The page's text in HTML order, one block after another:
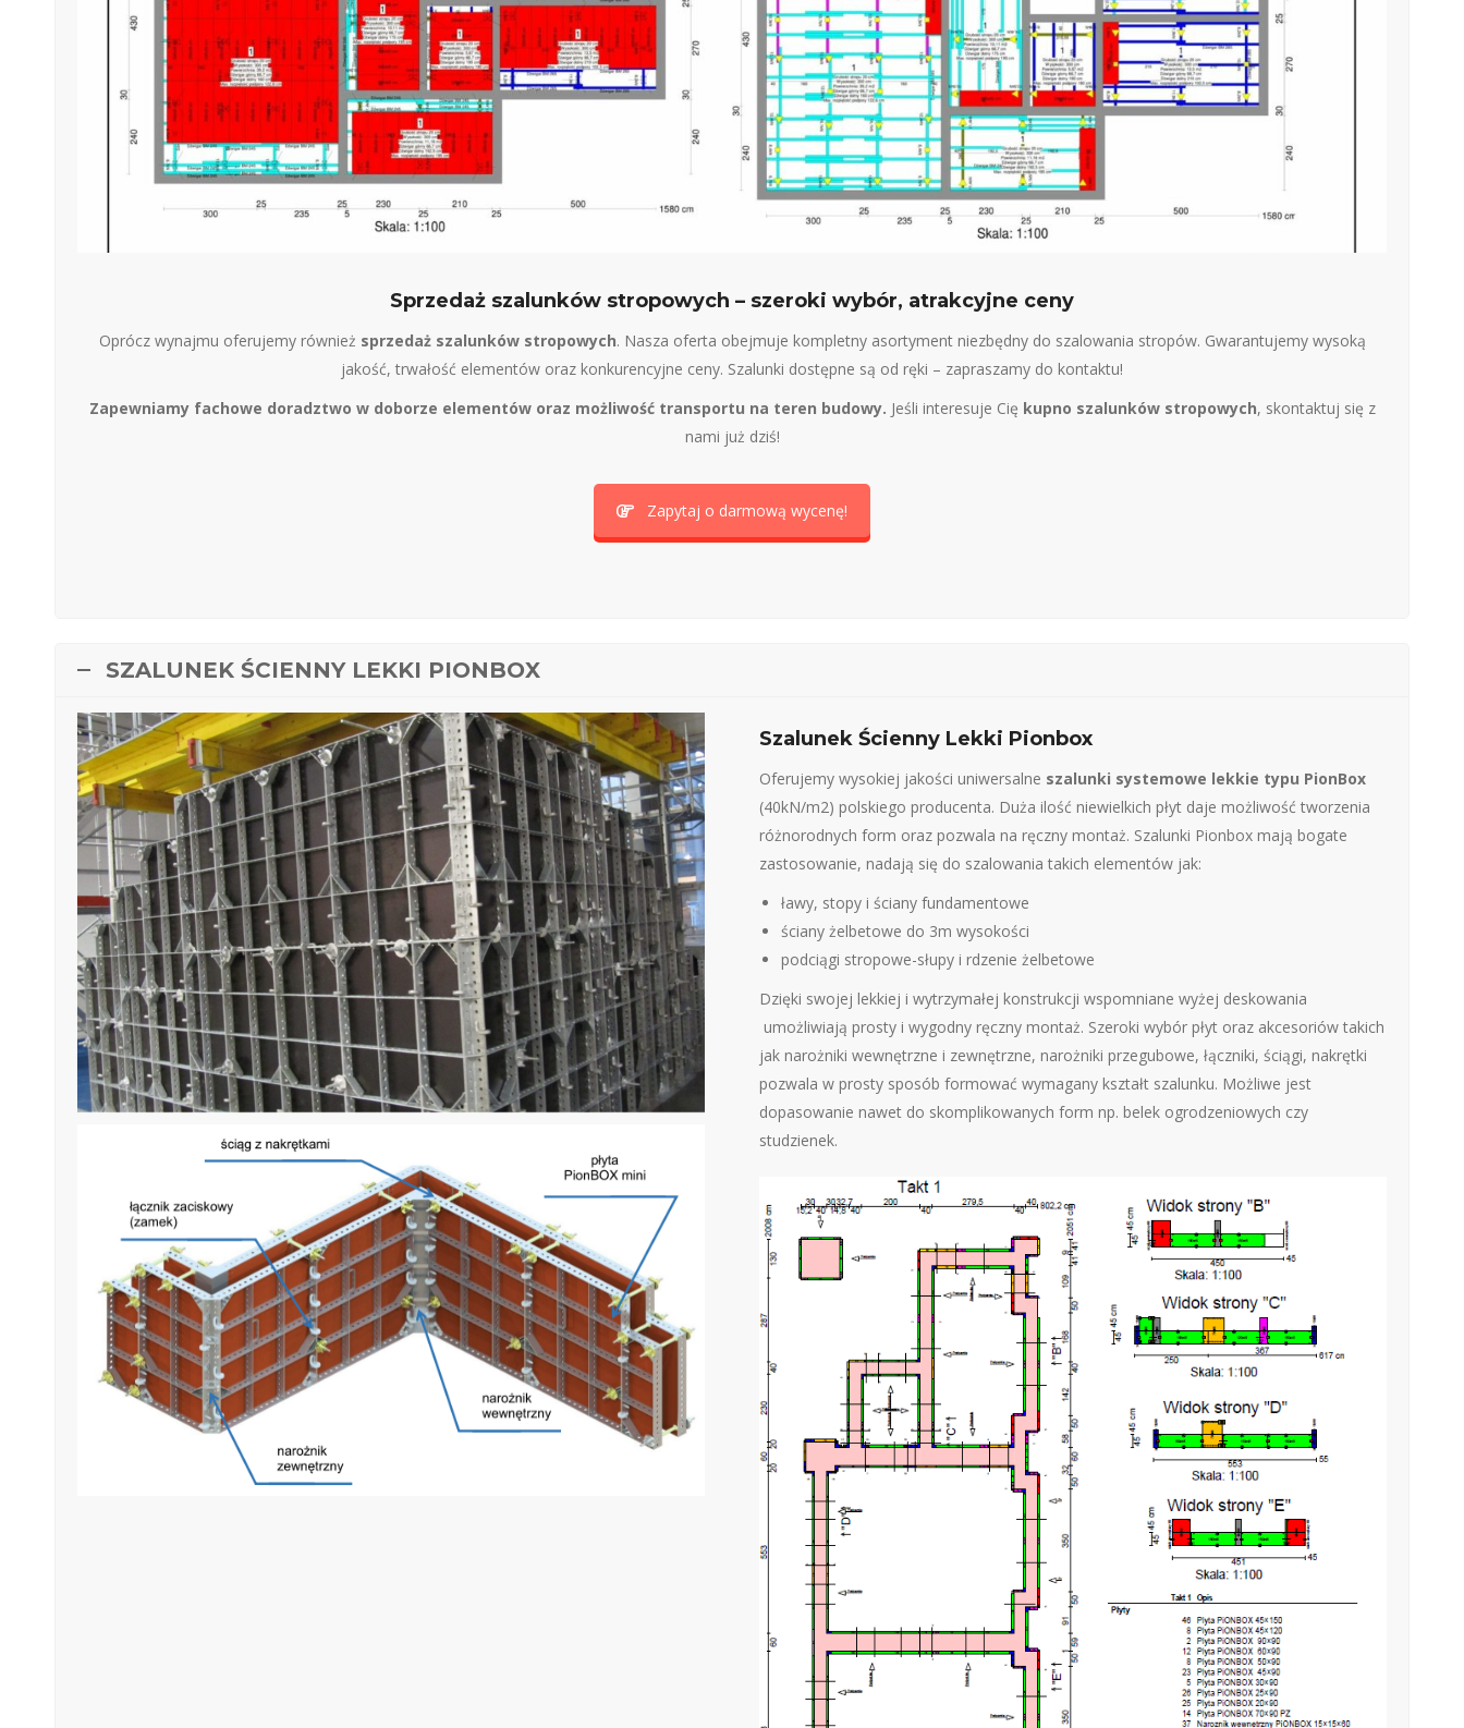
Sprzedaż szalunków stropowych – szeroki wybór, atrakcyjne ceny
Oprócz wynajmu oferujemy również sprzedaż szalunków stropowych. Nasza oferta obejmuje kompletny asortyment niezbędny do szalowania stropów. Gwarantujemy wysoką
jakość, trwałość elementów oraz konkurencyjne ceny. Szalunki dostępne są od ręki – zapraszamy do kontaktu!
Zapewniamy fachowe doradztwo w doborze elementów oraz możliwość transportu na teren budowy. Jeśli interesuje Cię kupno szalunków stropowych, skontaktuj się z
nami już dziś!
Zapytaj o darmową wycenę!
SZALUNEK ŚCIENNY LEKKI PIONBOX
Szalunek Ścienny Lekki Pionbox
Oferujemy wysokiej jakości uniwersalne szalunki systemowe lekkie typu PionBox
(40kN/m2) polskiego producenta. Duża ilość niewielkich płyt daje możliwość tworzenia
różnorodnych form oraz pozwala na ręczny montaż. Szalunki Pionbox mają bogate
zastosowanie, nadają się do szalowania takich elementów jak:
ławy, stopy i ściany fundamentowe
ściany żelbetowe do 3m wysokości
podciągi stropowe-słupy i rdzenie żelbetowe
Dzięki swojej lekkiej i wytrzymałej konstrukcji wspomniane wyżej deskowania
umożliwiają prosty i wygodny ręczny montaż. Szeroki wybór płyt oraz akcesoriów takich
jak narożniki wewnętrzne i zewnętrzne, narożniki przegubowe, łączniki, ściągi, nakrętki
pozwala w prosty sposób formować wymagany kształt szalunku. Możliwe jest
dopasowanie nawet do skomplikowanych form np. belek ogrodzeniowych czy
studzienek.